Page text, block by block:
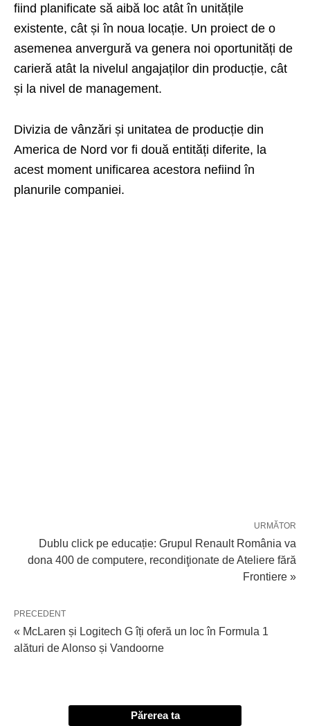
fiind planificate să aibă loc atât în unitățile
existente, cât și în noua locație. Un proiect de o
asemenea anvergură va genera noi oportunități de
carieră atât la nivelul angajaților din producție, cât
și la nivel de management.
Divizia de vânzări și unitatea de producție din
America de Nord vor fi două entități diferite, la
acest moment unificarea acestora nefiind în
planurile companiei.
URMĂTOR
Dublu click pe educație: Grupul Renault România va
dona 400 de computere, recondiţionate de Ateliere fără
Frontiere »
PRECEDENT
« McLaren și Logitech G îți oferă un loc în Formula 1
alături de Alonso și Vandoorne
Părerea ta